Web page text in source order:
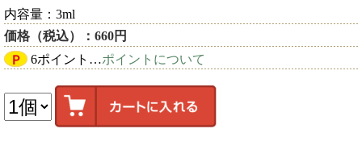
内容量：3ml
価格（税込）：660円
Ｐ
6ポイント…ポイントについて